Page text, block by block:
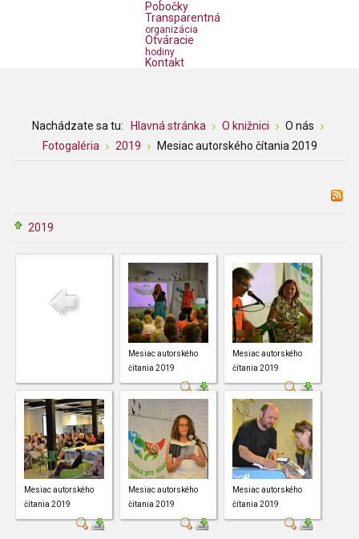
Pobočky
Transparentná
organizácia
Otváracie
hodiny
Kontakt
Nachádzate sa tu: Hlavná stránka O knižnici
O nás
Fotogaléria
2019 Mesiac autorského čítania 2019
2019
Mesiac autorského
čítania 2019
Mesiac autorského
čítania 2019
Mesiac autorského
čítania 2019
Mesiac autorského
čítania 2019
Mesiac autorského
čítania 2019